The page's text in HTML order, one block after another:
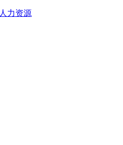
人力资源